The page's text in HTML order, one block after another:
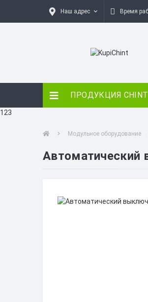
Наш адрес Время
ПРОДУКЦИЯ CHINT
123
Модульное оборудование
Автоматический